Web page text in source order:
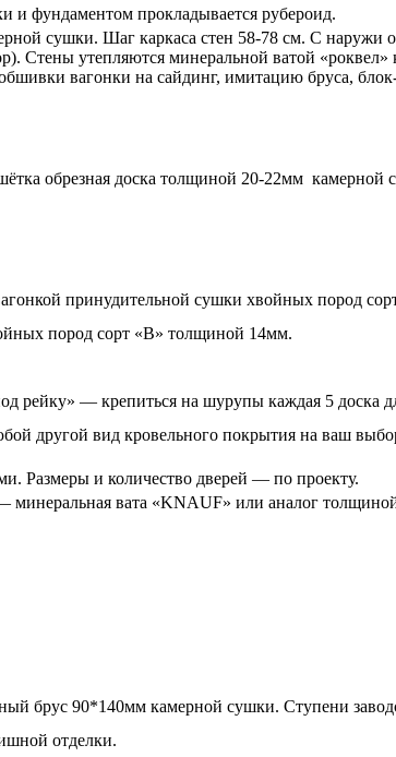
и фундаментом прокладывается рубероид.
сушки. Шаг каркаса стен 58-78 см. С наружи
Стены утепляются минеральной ватой «роквел»
вагонки на сайдинг, имитацию бруса,
обрезная доска толщиной 20-22мм камерной
принудительной сушки хвойных пород
пород сорт «В» толщиной 14мм.
— крепиться на шурупы каждая 5 доска
другой вид кровельного покрытия на ваш
Размеры и количество дверей — по проекту.
вата «KNAUF» или аналог
брус 90*140мм камерной сушки. Ступени
отделки.